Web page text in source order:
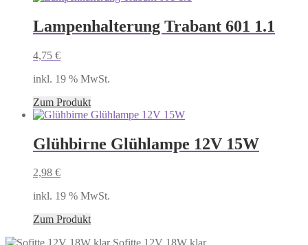
Lampenhalterung Trabant 601 1.1
4,75 €
inkl. 19 % MwSt.
Zum Produkt
Glühbirne Glühlampe 12V 15W
2,98 €
inkl. 19 % MwSt.
Zum Produkt